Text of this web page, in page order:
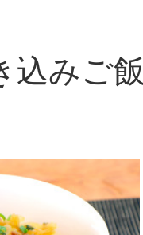
込みご飯